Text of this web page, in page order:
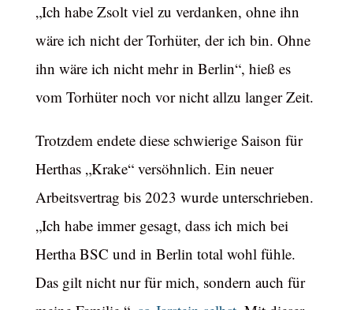
„Ich habe Zsolt viel zu verdanken, ohne ihn
wäre ich nicht der Torhüter, der ich bin. Ohne
ihn wäre ich nicht mehr in Berlin“, hieß es
vom Torhüter noch vor nicht allzu langer Zeit.
Trotzdem endete diese schwierige Saison für
Herthas „Krake“ versöhnlich. Ein neuer
Arbeitsvertrag bis 2023 wurde unterschrieben.
„Ich habe immer gesagt, dass ich mich bei
Hertha BSC und in Berlin total wohl fühle.
Das gilt nicht nur für mich, sondern auch für